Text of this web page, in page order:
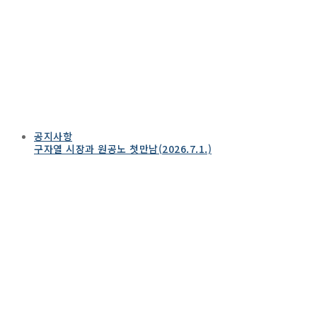
공지사항
구자열 시장과 원공노 첫만남(2026.7.1.)